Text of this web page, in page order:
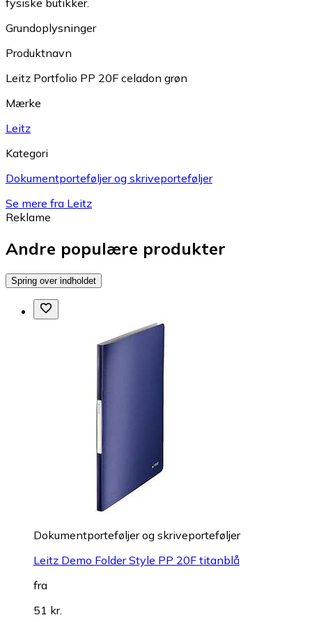
fysiske butikker.
Grundoplysninger
Produktnavn
Leitz Portfolio PP 20F celadon grøn
Mærke
Leitz
Kategori
Dokumentporteføljer og skriveporteføljer
Se mere fra Leitz
Reklame
Andre populære produkter
Spring over indholdet
Dokumentporteføljer og skriveporteføljer
Leitz Demo Folder Style PP 20F titanblå
fra
51 kr.